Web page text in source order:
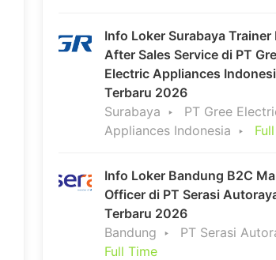
Info Loker Surabaya Trainer
After Sales Service di PT
Electric Appliances
Terbaru 2026
Surabaya
PT Gree
Appliances Indonesia
Info Loker Bandung B2C
Officer di PT Serasi
Terbaru 2026
Bandung
PT Serasi
Full Time